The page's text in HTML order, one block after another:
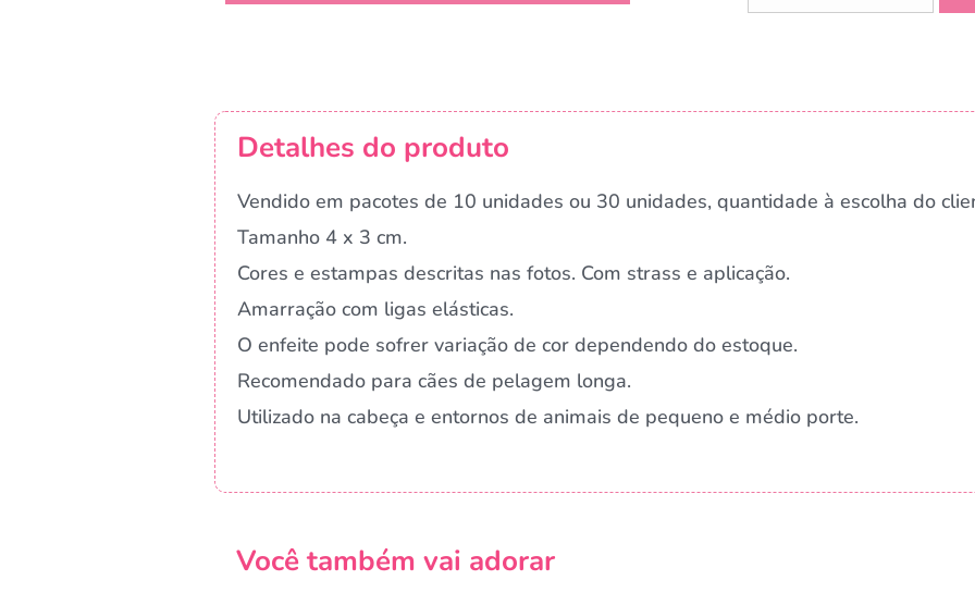
Detalhes do produto
Vendido em pacotes de 10 unidades ou 30 unidades, quantidade à escolha do
Tamanho 4 x 3 cm.
Cores e estampas descritas nas fotos. Com strass e aplicação.
Amarração com ligas elásticas.
O enfeite pode sofrer variação de cor dependendo do estoque.
Recomendado para cães de pelagem longa.
Utilizado na cabeça e entornos de animais de pequeno e médio porte.
Você também vai adorar